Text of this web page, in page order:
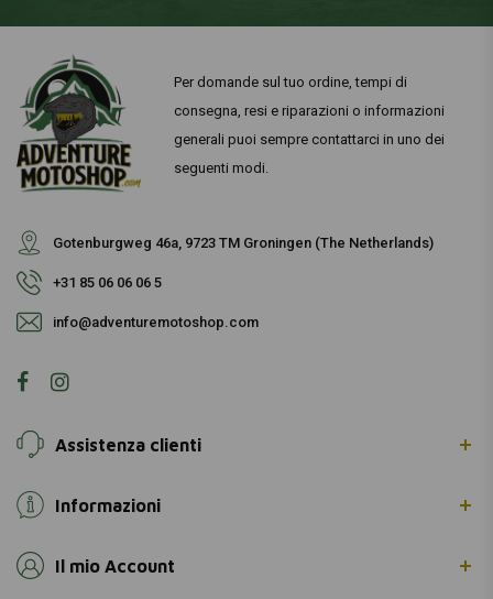
Per domande sul tuo ordine, tempi di
consegna, resi e riparazioni o informazioni
generali puoi sempre contattarci in uno dei
seguenti modi.
Gotenburgweg 46a, 9723 TM Groningen (The Netherlands)
+31 85 06 06 06 5
info@adventuremotoshop.com
Assistenza clienti
Informazioni
Il mio Account